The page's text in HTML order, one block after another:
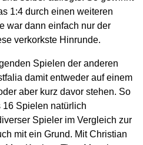
1:4 durch einen weiteren
war dann einfach nur der
verkorkste Hinrunde.
Spielen der anderen
damit entweder auf einem
aber kurz davor stehen. So
Spielen natürlich
Spieler im Vergleich zur
mit ein Grund. Mit Christian